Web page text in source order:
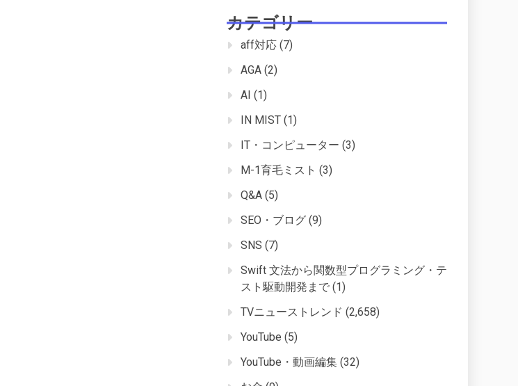
カテゴリー
aff対応 (7)
AGA (2)
AI (1)
IN MIST (1)
IT・コンピューター (3)
M-1育毛ミスト (3)
Q&A (5)
SEO・ブログ (9)
SNS (7)
Swift 文法から関数型プログラミング・テ
スト駆動開発まで (1)
TVニューストレンド (2,658)
YouTube (5)
YouTube・動画編集 (32)